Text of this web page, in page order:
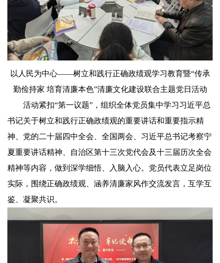
以人民为中心——树立和践行正确政绩观学习教育暨“传承
勤俭持家 培育清廉本色”清廉文化建设联合主题党日活动
活动紧扣“第一议题”，组织全体党员集中学习习近平总
书记关于树立和践行正确政绩观的重要讲话和重要指示精
神、党的二十届四中全会、全国两会、习近平总书记考察宁
夏重要讲话精神、自治区第十三次党代会及十三届历次全会
精神等内容，做到深学细悟、入脑入心。党员代表立足岗位
实际，围绕正确政绩观、涵养清廉家风作交流发言，互学互
鉴、凝聚共识。